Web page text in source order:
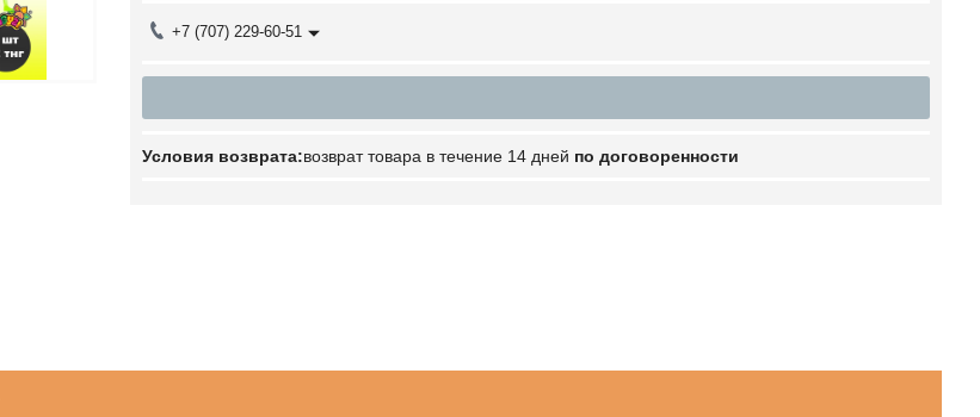
+7 (707) 229-60-51
возврат товара в течение 14 дней по договоренности